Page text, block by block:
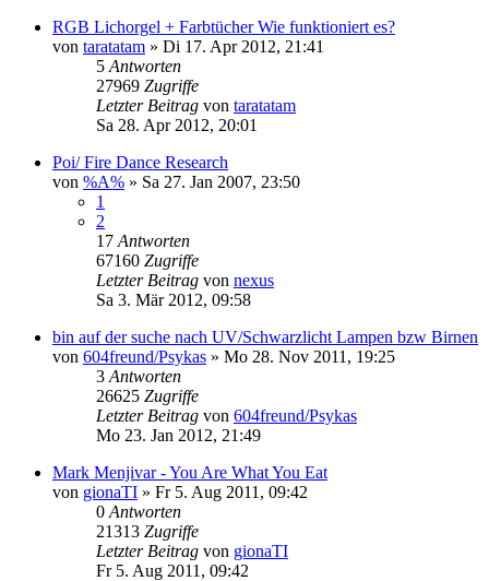
RGB Lichorgel + Farbtücher Wie funktioniert es?
von taratatam » Di 17. Apr 2012, 21:41
5 Antworten
27969 Zugriffe
Letzter Beitrag von taratatam
Sa 28. Apr 2012, 20:01
Poi/ Fire Dance Research
von %A% » Sa 27. Jan 2007, 23:50
1
2
17 Antworten
67160 Zugriffe
Letzter Beitrag von nexus
Sa 3. Mär 2012, 09:58
bin auf der suche nach UV/Schwarzlicht Lampen bzw Birnen
von 604freund/Psykas » Mo 28. Nov 2011, 19:25
3 Antworten
26625 Zugriffe
Letzter Beitrag von 604freund/Psykas
Mo 23. Jan 2012, 21:49
Mark Menjivar - You Are What You Eat
von gionaTI » Fr 5. Aug 2011, 09:42
0 Antworten
21313 Zugriffe
Letzter Beitrag von gionaTI
Fr 5. Aug 2011, 09:42